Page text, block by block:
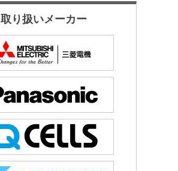
取り扱いメーカー